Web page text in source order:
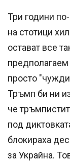
Три години
на стотици
остават все
просто
Тръмп би ни
че
под
блокираха
за Украйна.